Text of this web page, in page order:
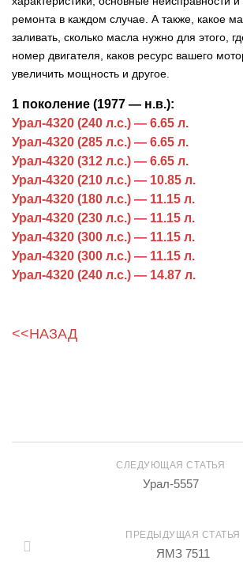
ремонта в каждом случае. А также, какое
заливать, сколько масла нужно для этого,
номер двигателя, каков ресурс вашего
увеличить мощность и другое.
1 поколение (1977 — н.в.):
Урал-4320 (240 л.с.) — 6.65 л.
Урал-4320 (285 л.с.) — 6.65 л.
Урал-4320 (312 л.с.) — 6.65 л.
Урал-4320 (210 л.с.) — 10.85 л.
Урал-4320 (180 л.с.) — 11.15 л.
Урал-4320 (230 л.с.) — 11.15 л.
Урал-4320 (300 л.с.) — 11.15 л.
Урал-4320 (300 л.с.) — 11.15 л.
Урал-4320 (240 л.с.) — 14.87 л.
<<НАЗАД
СЛЕДУЮЩАЯ СТАТЬЯ
Урал-5557
ПРЕДЫДУЩАЯ СТАТЬЯ
ЯМЗ 7511